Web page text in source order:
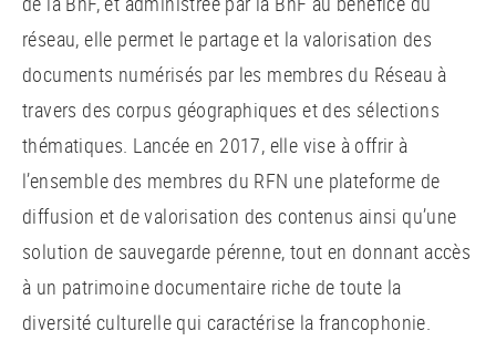
réseau, elle permet le partage et la valorisation des
documents numérisés par les membres du Réseau à
travers des corpus géographiques et des sélections
thématiques. Lancée en 2017, elle vise à offrir à
l’ensemble des membres du RFN une plateforme de
diffusion et de valorisation des contenus ainsi qu’une
solution de sauvegarde pérenne, tout en donnant accès
à un patrimoine documentaire riche de toute la
diversité culturelle qui caractérise la francophonie.